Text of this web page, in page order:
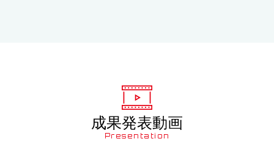
成果発表動画
Presentation